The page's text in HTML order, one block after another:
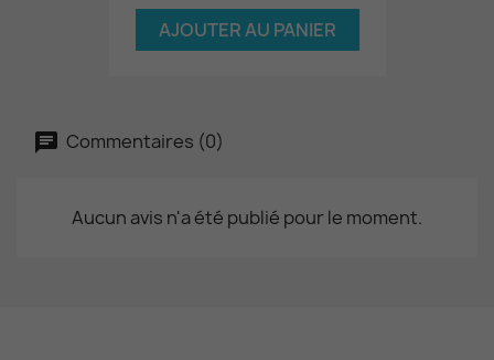
AJOUTER AU PANIER
Commentaires (0)
Aucun avis n'a été publié pour le moment.